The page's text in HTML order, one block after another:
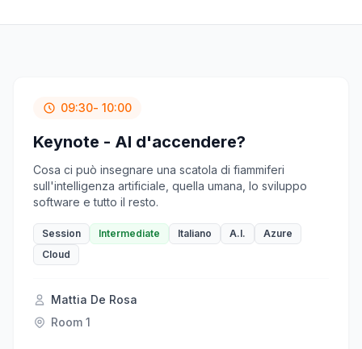
09:30- 10:00
Keynote - AI d'accendere?
Cosa ci può insegnare una scatola di fiammiferi
sull'intelligenza artificiale, quella umana, lo sviluppo
software e tutto il resto.
Session Intermediate Italiano A.I.
Azure
Cloud
Mattia De Rosa
Room 1